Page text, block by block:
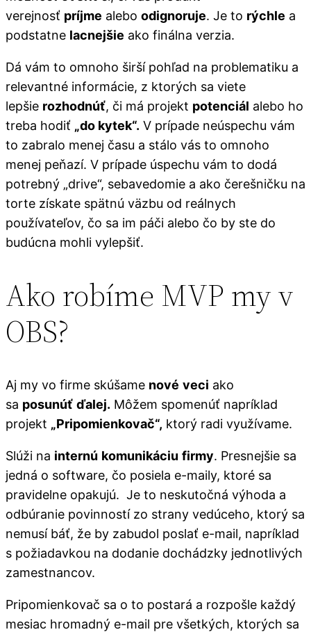
verejnosť príjme alebo odignoruje. Je to rýchle a
podstatne lacnejšie ako finálna verzia.
Dá vám to omnoho širší pohľad na problematiku a
relevantné informácie, z ktorých sa viete
lepšie rozhodnúť, či má projekt potenciál alebo ho
treba hodiť „do kytek“. V prípade neúspechu vám
to zabralo menej času a stálo vás to omnoho
menej peňazí. V prípade úspechu vám to dodá
potrebný „drive“, sebavedomie a ako čerešničku na
torte získate spätnú väzbu od reálnych
používateľov, čo sa im páči alebo čo by ste do
budúcna mohli vylepšiť.
Ako robíme MVP my v
OBS?
Aj my vo firme skúšame nové veci ako
sa posunúť ďalej. Môžem spomenúť napríklad
projekt „Pripomienkovač“, ktorý radi využívame.
Slúži na internú komunikáciu firmy. Presnejšie sa
jedná o software, čo posiela e-maily, ktoré sa
pravidelne opakujú. Je to neskutočná výhoda a
odbúranie povinností zo strany vedúceho, ktorý sa
nemusí báť, že by zabudol poslať e-mail, napríklad
s požiadavkou na dodanie dochádzky jednotlivých
zamestnancov.
Pripomienkovač sa o to postará a rozpošle každý
mesiac hromadný e-mail pre všetkých, ktorých sa